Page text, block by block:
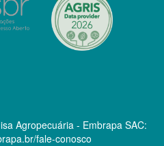
Agropecuária - Embrapa SAC:
fale-conosco